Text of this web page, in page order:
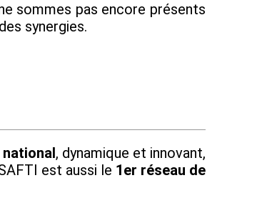
sommes pas encore présents
synergies.
, dynamique et innovant,
est aussi le 1er réseau de